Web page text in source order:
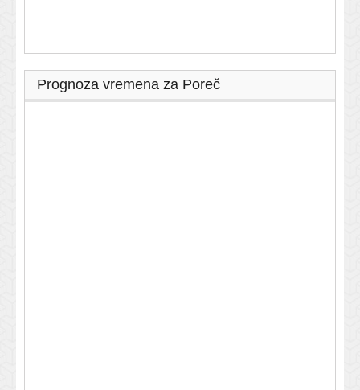
Prognoza vremena za Poreč